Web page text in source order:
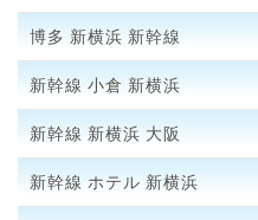
博多 新横浜 新幹線
新幹線 小倉 新横浜
新幹線 新横浜 大阪
新幹線 ホテル 新横浜